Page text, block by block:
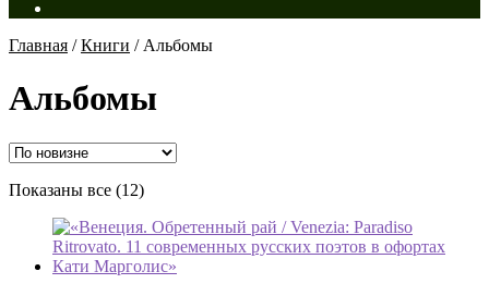
Главная /Книги / Альбомы
Альбомы
Показаны все (12)Сортировка:
недавние